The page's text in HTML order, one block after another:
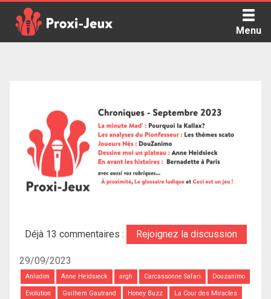
content
Menu
Déjà 13 commentaires : Rejoignez la discussion
29/09/2023
Anludim Anne Heidsieck argh Carcassonne Safari Douzanimo
Evolution Guilhem Gautrand Honey Buzz La Cour des Miracles